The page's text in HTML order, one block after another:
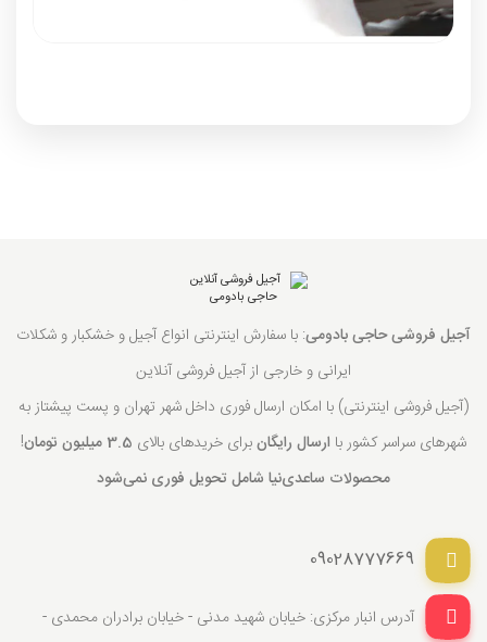
آجیل فروشی حاجی بادومی: با سفارش اینترنتی انواع آجیل و خشکبار و شکلات
ایرانی و خارجی از آجیل فروشی آنلاین
(آجیل فروشی اینترنتی) با امکان ارسال فوری داخل شهر تهران و پست پیشتاز به
شهرهای سراسر کشور با ارسال رایگانبرای خریدهای بالای 3.5 میلیون تومان
!
محصولات ساعدی‌نیا شامل تحویل فوری نمی‌شود
09028777669
آدرس انبار مرکزی: خیابان شهید مدنی - خیابان برادران محمدی -